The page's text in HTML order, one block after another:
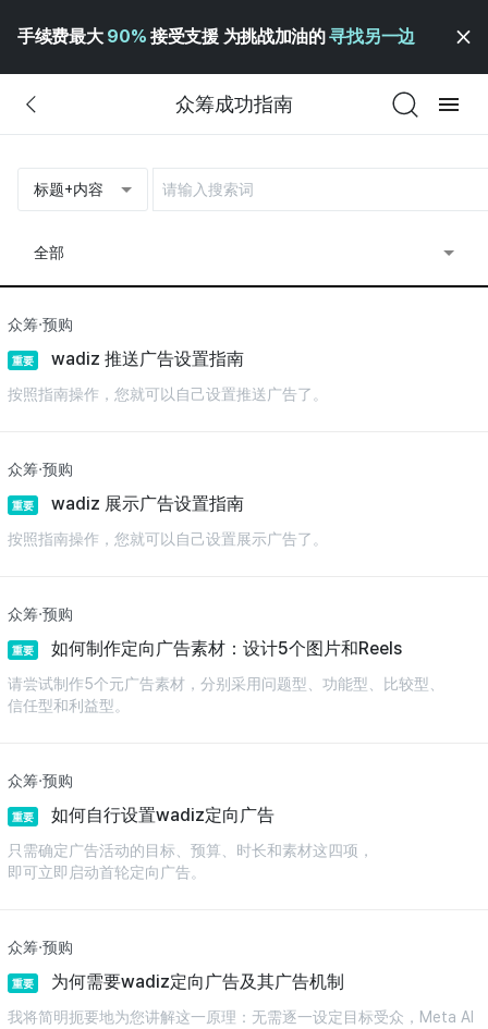
手续费最大 90% 接受支援 为挑战加油的寻找另一边
众筹成功指南
标题+内容
全部
众筹·预购
重要 wadiz 推送广告设置指南
按照指南操作，您就可以自己设置推送广告了。
众筹·预购
重要 wadiz 展示广告设置指南
按照指南操作，您就可以自己设置展示广告了。
众筹·预购
重要 如何制作定向广告素材：设计5个图片和Reels
请尝试制作5个元广告素材，分别采用问题型、功能型、比较型、
信任型和利益型。
众筹·预购
重要 如何自行设置wadiz定向广告
只需确定广告活动的目标、预算、时长和素材这四项，
即可立即启动首轮定向广告。
众筹·预购
重要 为何需要wadiz定向广告及其广告机制
我将简明扼要地为您讲解这一原理：无需逐一设定目标受众，Meta AI